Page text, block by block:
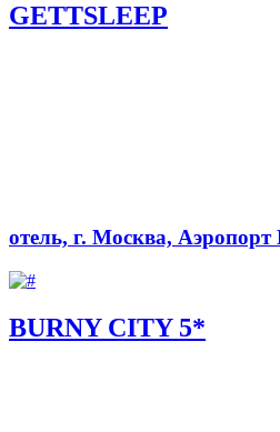
GETTSLEEP
отель, г. Москва, Аэропорт
BURNY CITY 5*